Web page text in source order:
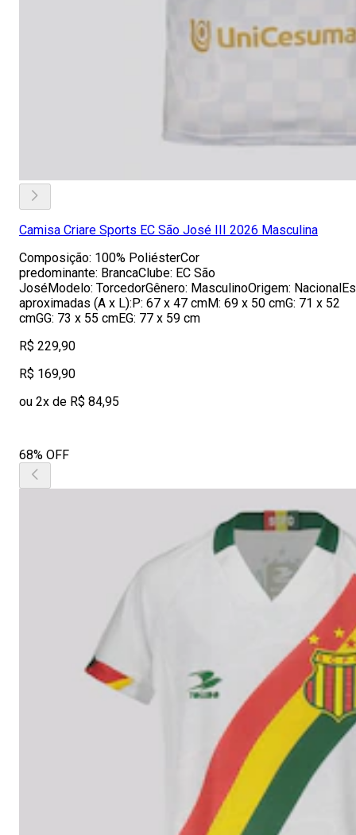
Camisa Criare Sports EC São José III 2026 Masculina
Composição: 100% PoliésterCor
predominante: BrancaClube: EC São
JoséModelo: TorcedorGênero: MasculinoOrigem:
aproximadas (A x L):P: 67 x 47 cmM: 69 x 50 cmG: 71 x 52
cmGG: 73 x 55 cmEG: 77 x 59 cm
R$ 229,90
R$ 169,90
ou 2x de R$ 84,95
68% OFF